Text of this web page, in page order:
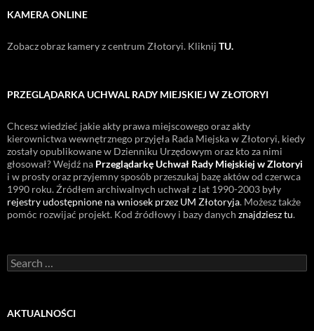
KAMERA ONLINE
Zobacz obraz kamery z centrum Złotoryi. Kliknij TU.
PRZEGLĄDARKA UCHWAL RADY MIEJSKIEJ W ZŁOTORYI
Chcesz wiedzieć jakie akty prawa miejscowego oraz akty
kierownictwa wewnętrznego przyjęła Rada Miejska w Złotoryi, kiedy
zostały opublikowane w Dzienniku Urzędowym oraz kto za nimi
głosował? Wejdź na Przeglądarkę Uchwał Rady Miejskiej w Zlotoryi
i w prosty oraz przyjemny sposób przeszukaj bazę aktów od czerwca
1990 roku. Źródłem archiwalnych uchwał z lat 1990-2003 były
rejestry udostępnione na wniosek przez UM Złotoryja. Możesz także
pomóc rozwijać projekt. Kod źródłowy i bazy danych znajdziesz tu.
Search
for:
AKTUALNOŚCI